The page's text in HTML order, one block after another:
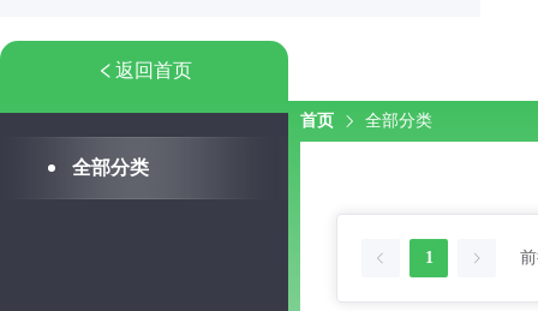
返回首页
全部分类
首页 全部分类
1